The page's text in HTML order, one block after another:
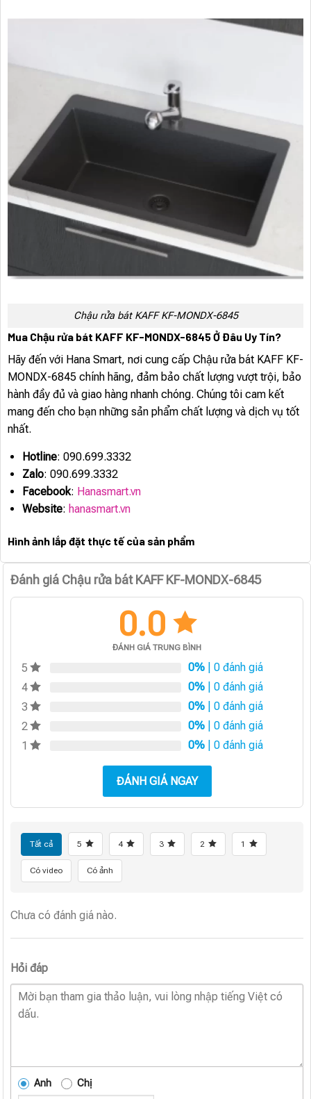
Chậu rửa bát KAFF KF-MONDX-6845
Mua Chậu rửa bát KAFF KF-MONDX-6845 Ở Đâu Uy Tín?
Hãy đến với Hana Smart, nơi cung cấp Chậu rửa bát KAFF KF-
MONDX-6845 chính hãng, đảm bảo chất lượng vượt trội, bảo
hành đầy đủ và giao hàng nhanh chóng. Chúng tôi cam kết
mang đến cho bạn những sản phẩm chất lượng và dịch vụ tốt
nhất.
Hotline: 090.699.3332
Zalo: 090.699.3332
Facebook: Hanasmart.vn
Website: hanasmart.vn
Hình ảnh lắp đặt thực tế của sản phẩm
Đánh giá Chậu rửa bát KAFF KF-MONDX-6845
0.0
ĐÁNH GIÁ TRUNG BÌNH
5 0% | 0 đánh giá
4
0% | 0 đánh giá
3
0% | 0 đánh giá
2
0% | 0 đánh giá
1
0% | 0 đánh giá
ĐÁNH GIÁ NGAY
Tất cả 5 4 3 2 1
Có video Có ảnh
Chưa có đánh giá nào.
Hỏi đáp
Anh Chị